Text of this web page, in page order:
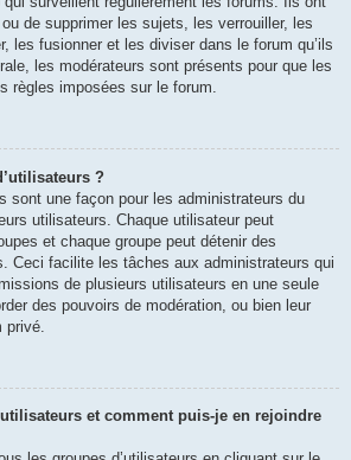
de supprimer les sujets, les verrouiller, les
les fusionner et les diviser dans le forum qu’ils
les modérateurs sont présents pour que les
règles imposées sur le forum.
?
sont une façon pour les administrateurs du
utilisateurs. Chaque utilisateur peut
et chaque groupe peut détenir des
Ceci facilite les tâches aux administrateurs qui
de plusieurs utilisateurs en une seule
des pouvoirs de modération, ou bien leur
privé.
et comment puis-je en rejoindre